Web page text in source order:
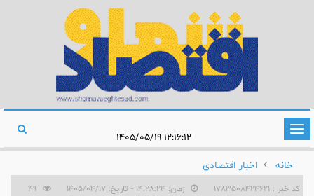
تغییر
وضعیت
ناوبری
خانه
اخبار اقتصادی
کد خبر : 1783508424621 زمان: ۱۴:۲۸:۲۴ - تاریخ: ۱۴۰۵/۰۴/۱۷